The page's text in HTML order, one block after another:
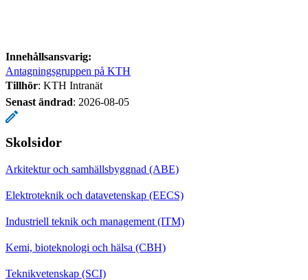
Innehållsansvarig:
Antagningsgruppen på KTH
Tillhör: KTH Intranät
Senast ändrad: 2026-08-05
Skolsidor
Arkitektur och samhällsbyggnad (ABE)
Elektroteknik och datavetenskap (EECS)
Industriell teknik och management (ITM)
Kemi, bioteknologi och hälsa (CBH)
Teknikvetenskap (SCI)